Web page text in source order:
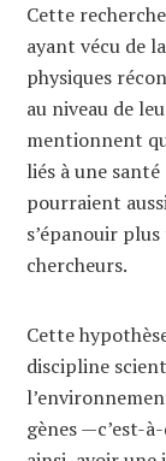
Cette
ayant vécu de
physiques
au niveau de
mentionnent
liés à une
pourraient
s’épanouir
chercheurs.
Cette
discipline
gènes —c’est-